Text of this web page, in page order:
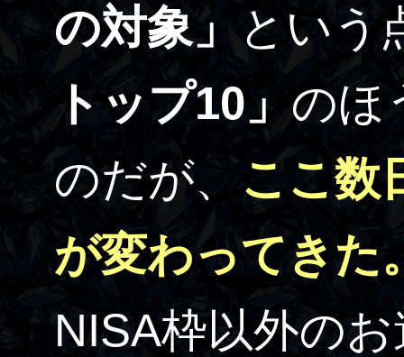
の対象」
という
トップ10」 のほ
のだが、 ここ数
が変わってきた
NISA枠以外の